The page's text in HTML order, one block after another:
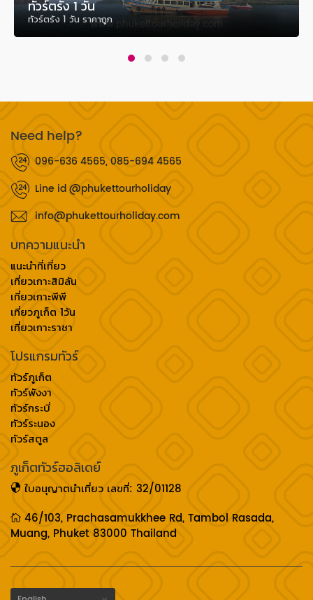
ทัวร์ตรัง 1 วัน
ทัวร์ตรัง 1 วัน ราคาถูก
Need help?
096-636 4565, 085-694 4565
Line id @phukettourholiday
info@phukettourholiday.com
บทความแนะนำ
แนะนำที่เที่ยว
เที่ยวเกาะสิมิลัน
เที่ยวเกาะพีพี
เที่ยวภูเก็ต 1วัน
เที่ยวเกาะราชา
โปรแกรมทัวร์
ทัวร์ภูเก็ต
ทัวร์พังงา
ทัวร์กระบี่
ทัวร์ระนอง
ทัวร์สตูล
ภูเก็ตทัวร์ฮอลิเดย์
ใบอนุญาตนำเที่ยว เลขที่: 32/01128
46/103, Prachasamukkhee Rd, Tambol Rasada,
Muang, Phuket 83000 Thailand